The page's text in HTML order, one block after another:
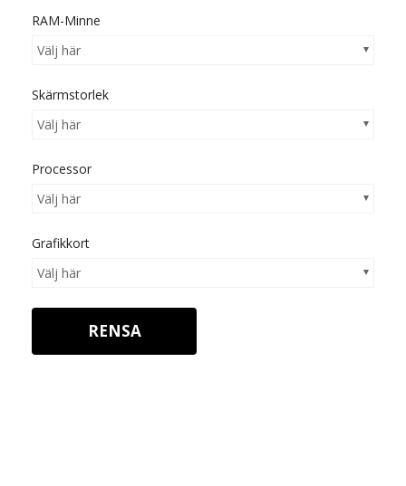
RAM-Minne
Välj här
Skärmstorlek
Välj här
Processor
Välj här
Grafikkort
Välj här
RENSA